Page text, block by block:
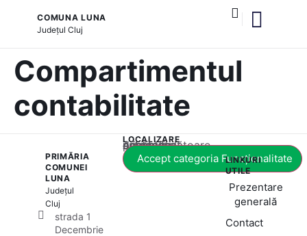
COMUNA LUNA
JudețulCluj
Compartimentul
contabilitate
PRIMĂRIA
COMUNEI
LUNA
Județul
Cluj
strada 1
Decembrie
LOCALIZARE
Acest conținut este blocat până când acceptați categoria corespunzătoare de cookie-uri.
Accept categoria Funcționalitate
LINKURI
UTILE
Prezentare
generală
Contact